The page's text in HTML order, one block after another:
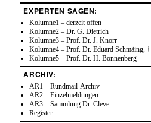
EXPERTEN SAGEN:
Kolumne1 – derzeit offen
Kolumne2 – Dr. G. Dietrich
Kolumne3 – Prof. Dr. J. Knorr
Kolumne4 – Prof. Dr. Eduard Schmäing, †
Kolumne5 – Prof. Dr. H. Bonnenberg
ARCHIV:
AR1 – Rundmail-Archiv
AR2 – Einzelmeldungen
AR3 – Sammlung Dr. Cleve
Register